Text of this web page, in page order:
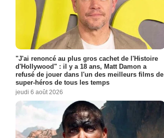
"J'ai renoncé au plus gros cachet de l'Histoire
d'Hollywood" : il y a 18 ans, Matt Damon a
refusé de jouer dans l'un des meilleurs films de
super-héros de tous les temps
jeudi 6 août 2026